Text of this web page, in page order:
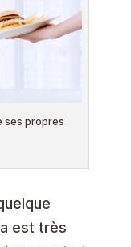
ses propres
est très